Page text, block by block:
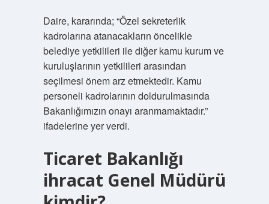
Daire, kararında; “Özel sekreterlik
kadrolarına atanacakların öncelikle
belediye yetkilileri ile diğer kamu kurum ve
kuruluşlarının yetkilileri arasından
seçilmesi önem arz etmektedir. Kamu
personeli kadrolarının doldurulmasında
Bakanlığımızın onayı aranmamaktadır.”
ifadelerine yer verdi.
Ticaret Bakanlığı
ihracat Genel Müdürü